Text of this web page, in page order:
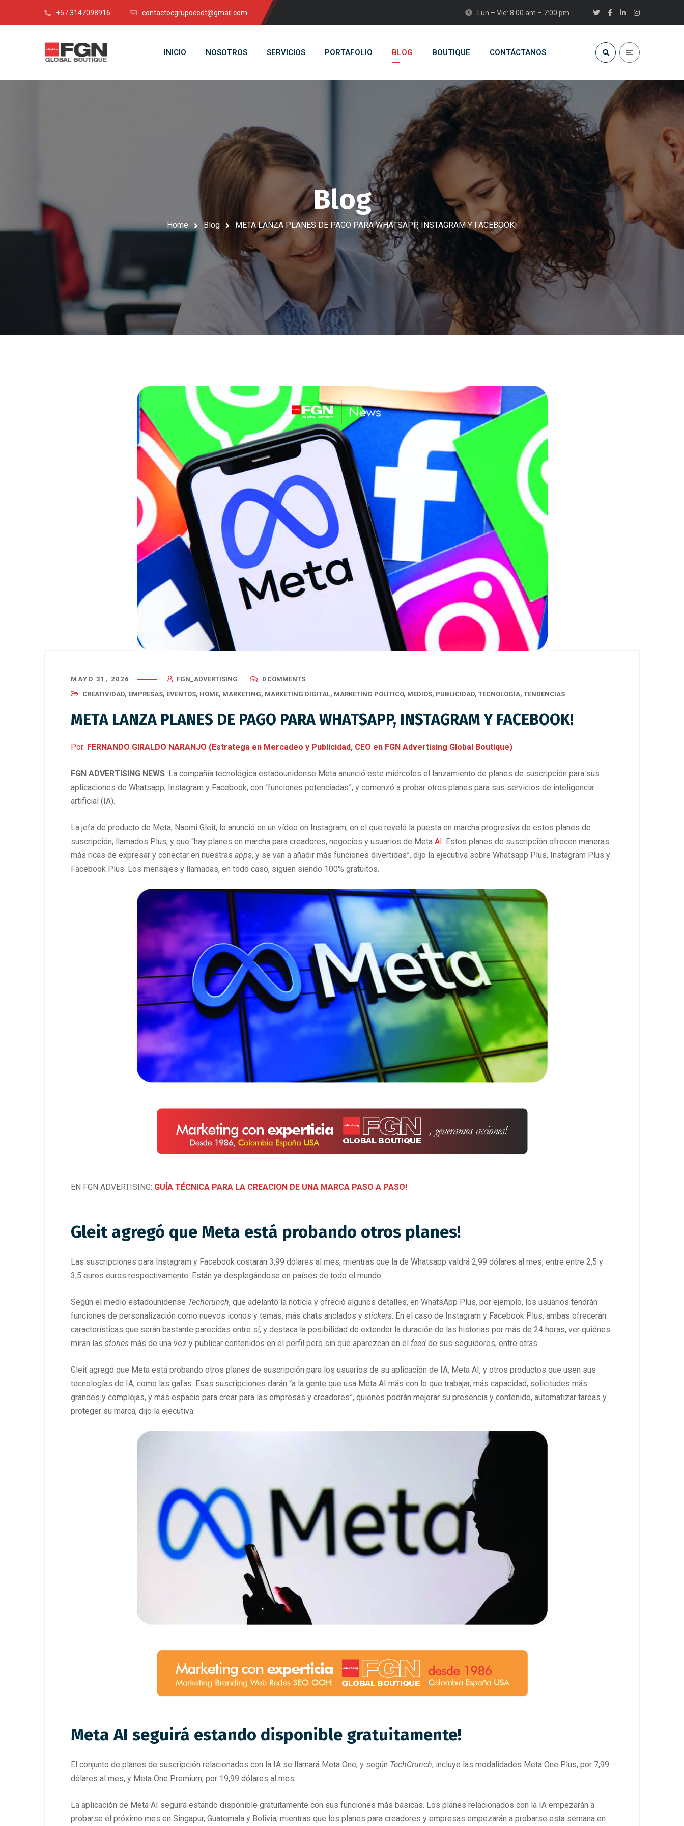
+57 3147098916 contactocgrupocedt@gmail.com Lun – Vie: 8:00 am – 7:00 pm
INICIO NOSOTROS SERVICIOS PORTAFOLIO BLOG BOUTIQUE CONTÁCTANOS
Blog
Home Blog META LANZA PLANES DE PAGO PARA WHATSAPP, INSTAGRAM Y FACEBOOK!
MAYO 31, 2026 FGN_ADVERTISING
0 COMMENTS
CREATIVIDAD, EMPRESAS, EVENTOS, HOME, MARKETING, MARKETING DIGITAL, MARKETING POLÍTICO, MEDIOS, PUBLICIDAD, TECNOLOGÍA, TENDENCIAS
META LANZA PLANES DE PAGO PARA WHATSAPP, INSTAGRAM Y FACEBOOK!
Por: FERNANDO GIRALDO NARANJO (Estratega en Mercadeo y Publicidad, CEO en FGN Advertising Global Boutique)
FGN ADVERTISING NEWS. La compañía tecnológica estadounidense Meta anunció este miércoles el lanzamiento de planes de suscripción para sus
aplicaciones de Whatsapp, Instagram y Facebook, con “funciones potenciadas”, y comenzó a probar otros planes para sus servicios de inteligencia
artificial (IA).
La jefa de producto de Meta, Naomi Gleit, lo anunció en un vídeo en Instagram, en el que reveló la puesta en marcha progresiva de estos planes de
suscripción, llamados Plus, y que “hay planes en marcha para creadores, negocios y usuarios de Meta AI. Estos planes de suscripción ofrecen maneras
más ricas de expresar y conectar en nuestras apps, y se van a añadir más funciones divertidas”, dijo la ejecutiva sobre Whatsapp Plus, Instagram Plus y
Facebook Plus. Los mensajes y llamadas, en todo caso, siguen siendo 100% gratuitos.
EN FGN ADVERTISING: GUÍA TÉCNICA PARA LA CREACION DE UNA MARCA PASO A PASO!
Gleit agregó que Meta está probando otros planes!
Las suscripciones para Instagram y Facebook costarán 3,99 dólares al mes, mientras que la de Whatsapp valdrá 2,99 dólares al mes, entre entre 2,5 y
3,5 euros euros respectivamente. Están ya desplegándose en países de todo el mundo.
Según el medio estadounidense Techcrunch, que adelantó la noticia y ofreció algunos detalles, en WhatsApp Plus, por ejemplo, los usuarios tendrán
funciones de personalización como nuevos iconos y temas, más chats anclados y stickers . En el caso de Instagram y Facebook Plus, ambas ofrecerán
características que serán bastante parecidas entre sí, y destaca la posibilidad de extender la duración de las historias por más de 24 horas, ver quiénes
miran las stories más de una vez y publicar contenidos en el perfil pero sin que aparezcan en el feed de sus seguidores, entre otras.
Gleit agregó que Meta está probando otros planes de suscripción para los usuarios de su aplicación de IA, Meta AI, y otros productos que usen sus
tecnologías de IA, como las gafas. Esas suscripciones darán “a la gente que usa Meta AI más con lo que trabajar, más capacidad, solicitudes más
grandes y complejas, y más espacio para crear para las empresas y creadores”, quienes podrán mejorar su presencia y contenido, automatizar tareas y
proteger su marca, dijo la ejecutiva.
Meta AI seguirá estando disponible gratuitamente!
El conjunto de planes de suscripción relacionados con la IA se llamará Meta One, y según TechCrunch, incluye las modalidades Meta One Plus, por 7,99
dólares al mes, y Meta One Premium, por 19,99 dólares al mes.
La aplicación de Meta AI seguirá estando disponible gratuitamente con sus funciones más básicas. Los planes relacionados con la IA empezarán a
probarse el próximo mes en Singapur, Guatemala y Bolivia, mientras que los planes para creadores y empresas empezarán a probarse esta semana en